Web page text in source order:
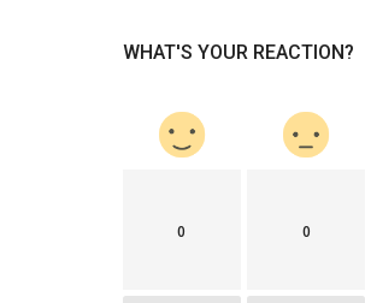
WHAT'S YOUR REACTION?
0 0